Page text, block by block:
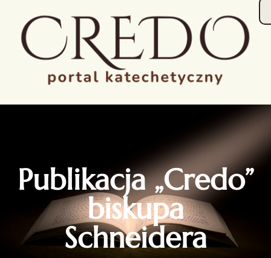
Publikacja „Credo”
biskupa
Schneidera